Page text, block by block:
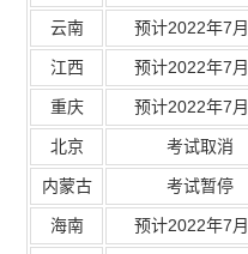
5）】 【监理工程师《
建筑工程）真题汇总
师《建设工程监理案
题汇总（2023-2025）】
云南 预计2022年7
江西 预计2022年7
重庆 预计2022年7
北京 考试取消
内蒙古 考试暂停
海南 预计2022年7